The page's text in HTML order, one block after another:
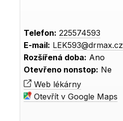
Telefon: 225574593
E-mail: LEK593@drmax.cz
Rozšířená doba: Ano
Otevřeno nonstop: Ne
Web lékárny
Otevřít v Google Maps